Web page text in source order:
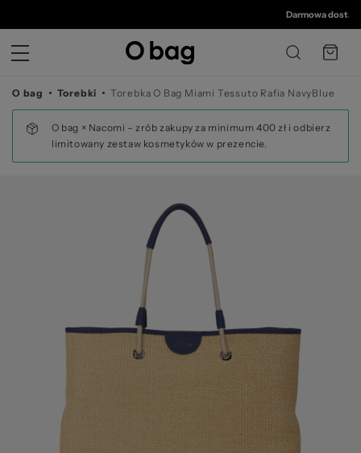
©
Darmowa dostawa
O bag Torebki Torebka O Bag Miami Tessuto Rafia NavyBlue
O bag × Nacomi – zrób zakupy za minimum 400 zł i odbierz
limitowany zestaw kosmetyków w prezencie.